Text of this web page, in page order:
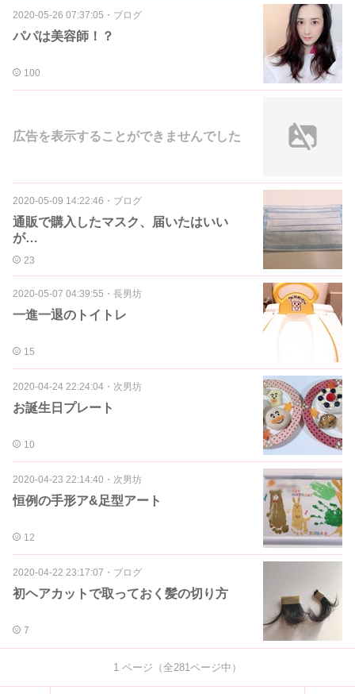
2020-05-26 07:37:05 ・ ブログ
パパは美容師！？
100
広告を表示することができませんでした
2020-05-09 14:22:46 ・ ブログ
通販で購入したマスク、届いたはいい
が…
23
2020-05-07 04:39:55 ・ 長男坊
一進一退のトイトレ
15
2020-04-24 22:24:04 ・ 次男坊
お誕生日プレート
10
2020-04-23 22:14:40 ・ 次男坊
恒例の手形ア&足型アート
12
2020-04-22 23:17:07 ・ ブログ
初ヘアカットで取っておく髪の切り方
7
1 ページ（全281ページ中）